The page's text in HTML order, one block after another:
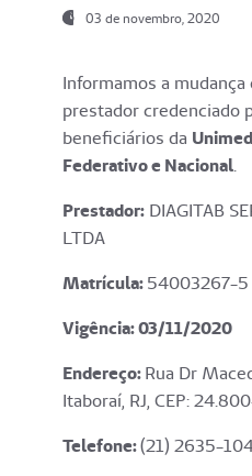
03 de novembro, 2020
Informamos a
prestador credenciado
beneficiários da
Federativo e Nacional.
Prestador: DIAGITAB
LTDA
Matrícula:54003267-5
Vigência: 03/11/2020
Endereço:Rua Dr
Itaboraí, RJ, CEP:
Telefone:(21) 2635-